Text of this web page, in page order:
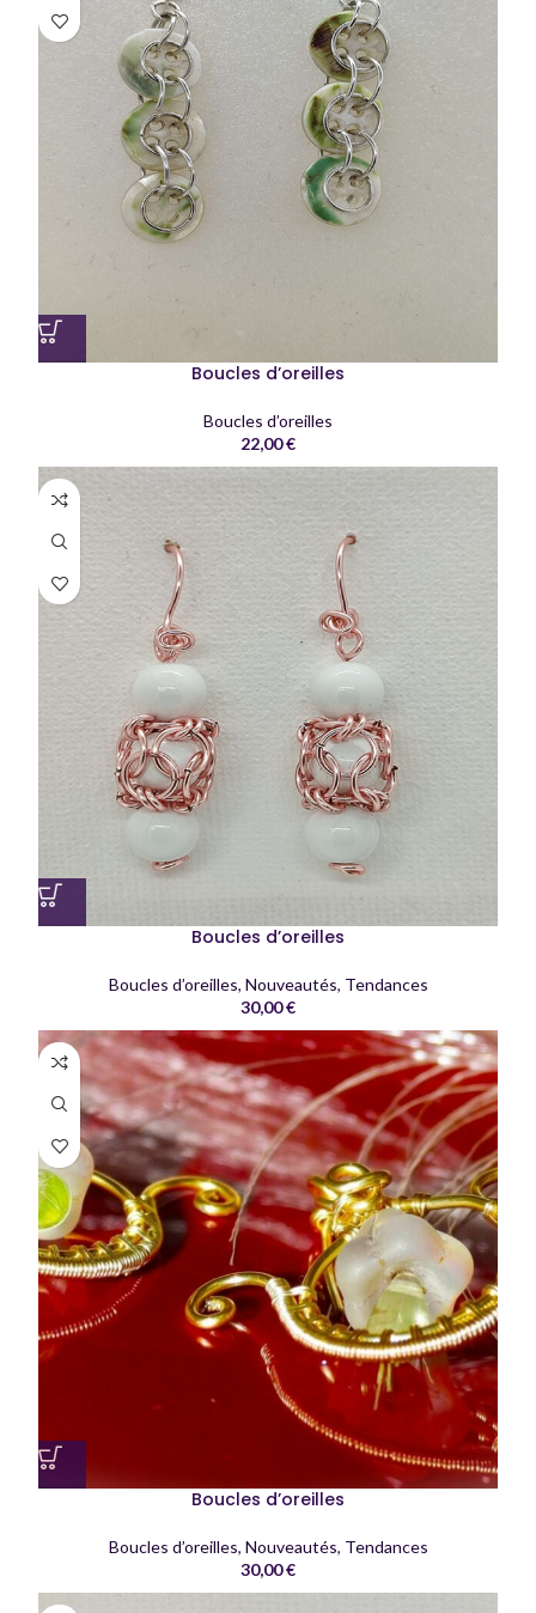
Boucles d’oreilles
Boucles d’oreilles
22,00€
Boucles d’oreilles
Boucles d’oreilles, Nouveautés, Tendances
30,00€
Boucles d’oreilles
Boucles d’oreilles, Nouveautés, Tendances
30,00€